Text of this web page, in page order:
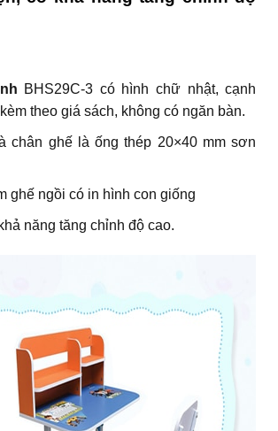
BHS29C-3 có hình chữ nhật, cạnh
theo giá sách, không có ngăn bàn.
chân ghế là ống thép 20×40 mm sơn
ghế ngồi có in hình con giống
năng tăng chỉnh độ cao.